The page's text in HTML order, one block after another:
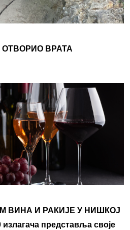
ВРАТА
ВИНА И РАКИЈЕ У НИШКОЈ
представља своје